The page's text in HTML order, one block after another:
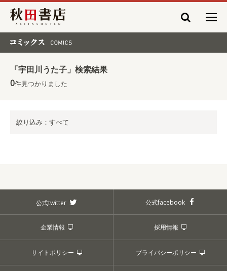
秋田書店
「宇田川うた子」検索結果
0件見つかりました
絞り込み：すべて
公式twitter 公式facebook
企業情報 採用情報
サイトポリシー プライバシーポリシー